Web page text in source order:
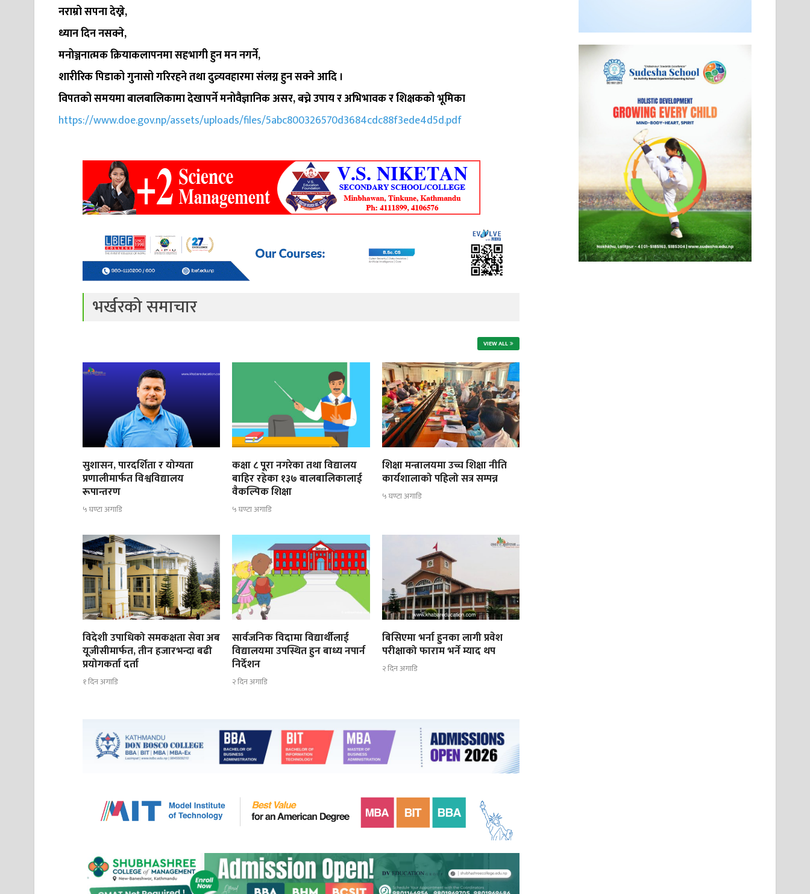
नराम्रो सपना देख्ने,
ध्यान दिन नसक्ने,
मनोञ्जनात्मक क्रियाकलापनमा सहभागी हुन मन नगर्ने,
शारीरिक पिडाको गुनासो गरिरहने तथा दुव्र्यवहारमा संलग्न हुन सक्ने आदि ।
विपतको समयमा बालबालिकामा देखापर्ने मनोवैज्ञानिक असर, बच्ने उपाय र अभिभावक र शिक्षकको भूमिका
https://www.doe.gov.np/assets/uploads/files/5abc800326570d3684cdc88f3ede4d5d.pdf
भर्खरको समाचार
VIEW ALL
सुशासन, पारदर्शिता र योग्यता
प्रणालीमार्फत विश्वविद्यालय
रूपान्तरण
५ घण्टा अगाडि
कक्षा ८ पूरा नगरेका तथा विद्यालय
बाहिर रहेका १३७ बालबालिकालाई
वैकल्पिक शिक्षा
५ घण्टा अगाडि
शिक्षा मन्त्रालयमा उच्च शिक्षा नीति
कार्यशालाको पहिलो सत्र सम्पन्न
५ घण्टा अगाडि
विदेशी उपाधिको समकक्षता सेवा अब
यूजीसीमार्फत, तीन हजारभन्दा बढी
प्रयोगकर्ता दर्ता
१ दिन अगाडि
सार्वजनिक विदामा विद्यार्थीलाई
विद्यालयमा उपस्थित हुन बाध्य नपार्न
निर्देशन
२ दिन अगाडि
बिसिएमा भर्ना हुनका लागी प्रवेश
परीक्षाको फाराम भर्ने म्याद थप
२ दिन अगाडि